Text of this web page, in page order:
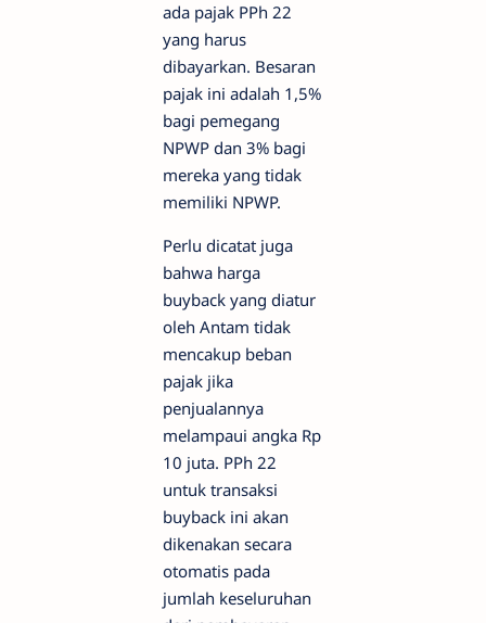
ada pajak PPh 22
yang harus
dibayarkan. Besaran
pajak ini adalah 1,5%
bagi pemegang
NPWP dan 3% bagi
mereka yang tidak
memiliki NPWP.
Perlu dicatat juga
bahwa harga
buyback yang diatur
oleh Antam tidak
mencakup beban
pajak jika
penjualannya
melampaui angka Rp
10 juta. PPh 22
untuk transaksi
buyback ini akan
dikenakan secara
otomatis pada
jumlah keseluruhan